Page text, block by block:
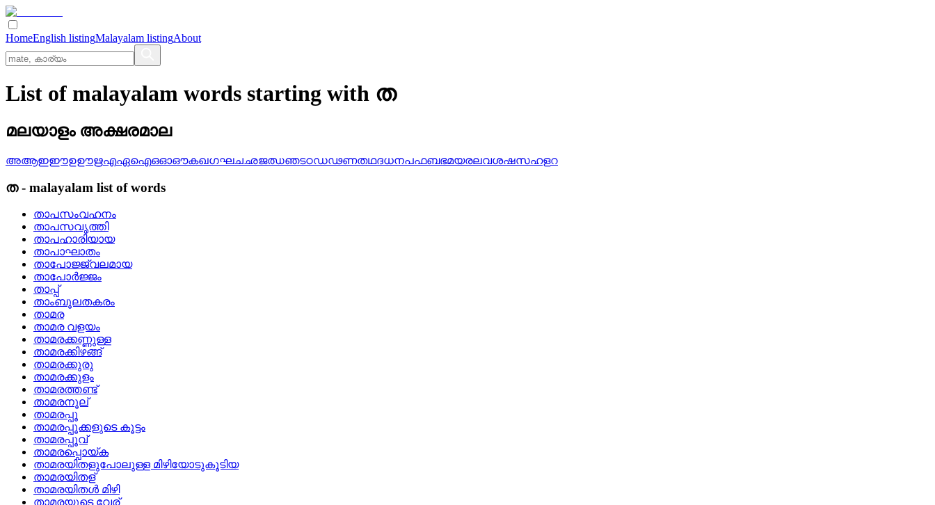
HomeEnglish listingMalayalam listingAbout
List of malayalam words starting with ത
മലയാളം അക്ഷരമാല
അആഇഈഉഊഋഎഏഐഒഓഔകഖഗഘചഛജഝഞടഠഡഢണതഥദധനപഫബഭമയരലവശഷസഹളറ
ത- malayalam list of words
താപസംവഹനം
താപസവൃത്തി
താപഹാരിയായ
താപാഘാതം
താപോജ്ജ്വലമായ
താപോര്‍ജ്ജം
താപ്പ്
താംബൂലതകരം
താമര
താമര വളയം
താമരക്കണ്ണുള്ള
താമരക്കിഴങ്ങ്
താമരക്കുരു
താമരക്കുളം
താമരത്തണ്ട്
താമരനൂല്
താമരപ്പൂ
താമരപ്പൂക്കളുടെ കൂട്ടം
താമരപ്പൂവ്
താമരപ്പൊയ്‌ക
താമരയിതളുപോലുള്ള മിഴിയോടുകൂടിയ
താമരയിതള്
താമരയിതള്‍ മിഴി
താമരയുടെ വേര്